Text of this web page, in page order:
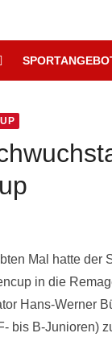
Mal hatte der
in die
Hans-Werner
bis B-Junioren)